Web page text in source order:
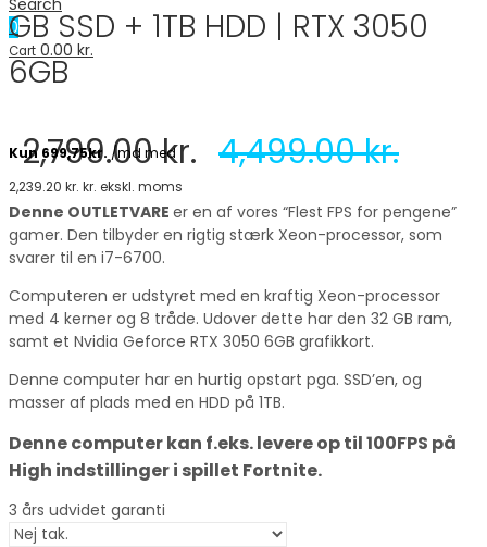
Search
0
Cart 0.00 kr.
GB SSD + 1TB HDD | RTX 3050
6GB
2,799.00kr. 4,499.00kr.
2,239.20 kr. kr. ekskl. moms
Denne OUTLETVARE er en af vores “Flest FPS for pengene”
gamer. Den tilbyder en rigtig stærk Xeon-processor, som
svarer til en i7-6700.
Computeren er udstyret med en kraftig Xeon-processor
med 4 kerner og 8 tråde. Udover dette har den 32 GB ram,
samt et Nvidia Geforce RTX 3050 6GB grafikkort.
Denne computer har en hurtig opstart pga. SSD’en, og
masser af plads med en HDD på 1TB.
Denne computer kan f.eks. levere op til 100FPS på
High indstillinger i spillet Fortnite.
3 års udvidet garanti